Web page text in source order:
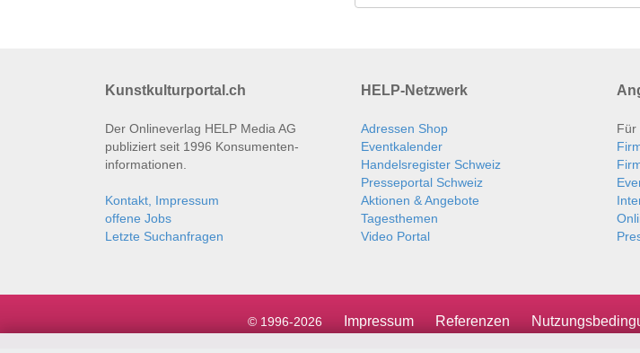
Kunstkulturportal.ch
Der Onlineverlag HELP Media AG
publiziert seit 1996 Konsumenten­
informationen.
Kontakt, Impressum
offene Jobs
Letzte Suchanfragen
HELP-Netzwerk
Adressen Shop
Eventkalender
Handelsregister Schweiz
Presseportal Schweiz
Aktionen & Angebote
Tagesthemen
Video Portal
Für
© 1996-2026 Impressum Referenzen